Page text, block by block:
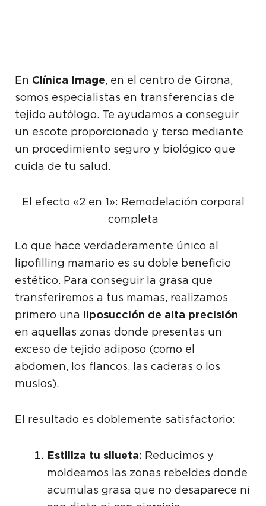
En Clínica Image, en el centro de Girona,
somos especialistas en transferencias de
tejido autólogo. Te ayudamos a conseguir
un escote proporcionado y terso mediante
un procedimiento seguro y biológico que
cuida de tu salud.
El efecto «2 en 1»: Remodelación corporal
completa
Lo que hace verdaderamente único al
lipofilling mamario es su doble beneficio
estético. Para conseguir la grasa que
transferiremos a tus mamas, realizamos
primero una liposucción de alta precisión
en aquellas zonas donde presentas un
exceso de tejido adiposo (como el
abdomen, los flancos, las caderas o los
muslos).
El resultado es doblemente satisfactorio:
Estiliza tu silueta: Reducimos y
moldeamos las zonas rebeldes donde
acumulas grasa que no desaparece ni